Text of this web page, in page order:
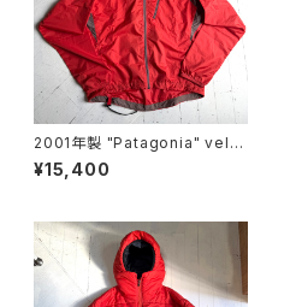
2001年製 "Patagonia" velo
city O2 jacket
¥15,400